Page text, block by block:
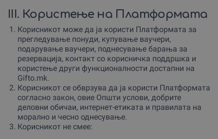
III. Користење на Платформата
Корисникот може да ја користи Платформата за
прегледување понуди, купување ваучери,
подарување ваучери, поднесување барања за
резервација, контакт со корисничка поддршка и
користење други функционалности достапни на
Gifto.mk.
Корисникот се обврзува да ја користи Платформата
согласно закон, овие Општи услови, добрите
деловни обичаи, интернет-етиката и правилата на
морално и чесно однесување.
Корисникот не смее: